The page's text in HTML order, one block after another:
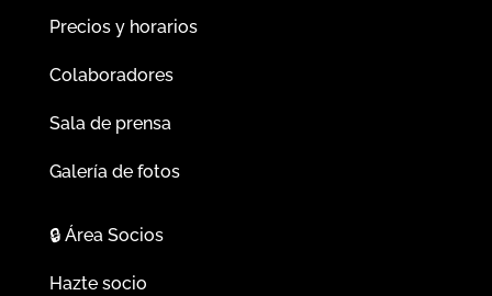
Precios y horarios
Colaboradores
Sala de prensa
Galería de fotos
🔒Área Socios
Hazte socio